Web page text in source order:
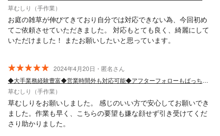
草むしり（手作業）
お庭の雑草が伸びてきており自分では対応できない為、今回初め
てご依頼させていただきました。 対応もとても良く、綺麗にして
いただけました！ またお願いしたいと思っています。
2024年4月20日・匿名さん
◆大手業務経験豊富◆営業時間外も対応可能◆アフターフォローもばっちり！
草むしり（手作業）
草むしりをお願いしました。 感じのいい方で安心してお願いでき
ました。作業も早く、こちらの要望も嫌な顔せず引き受けてくだ
さり助かりました。